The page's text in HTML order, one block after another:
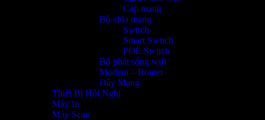
Cáp mạng
Bộ chia mạng
Switch
Smart Switch
POE Switch
Bộ phát sóng wifi
Modem – Router
Dây Mạng
Thiết Bị Hội Nghị
Máy In
Máy Scan